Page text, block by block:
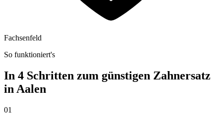
Fachsenfeld
So funktioniert's
In 4 Schritten zum günstigen Zahnersatz
inAalen
01